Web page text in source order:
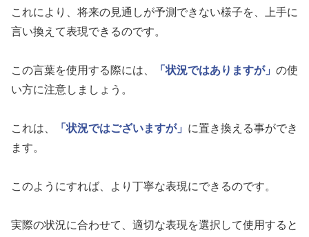
これにより、将来の見通しが予測できない様子を、上手に
言い換えて表現できるのです。
この言葉を使用する際には、 「状況ではありますが」 の使
い方に注意しましょう。
これは、 「状況ではございますが」 に置き換える事ができ
ます。
このようにすれば、より丁寧な表現にできるのです。
実際の状況に合わせて、適切な表現を選択して使用すると